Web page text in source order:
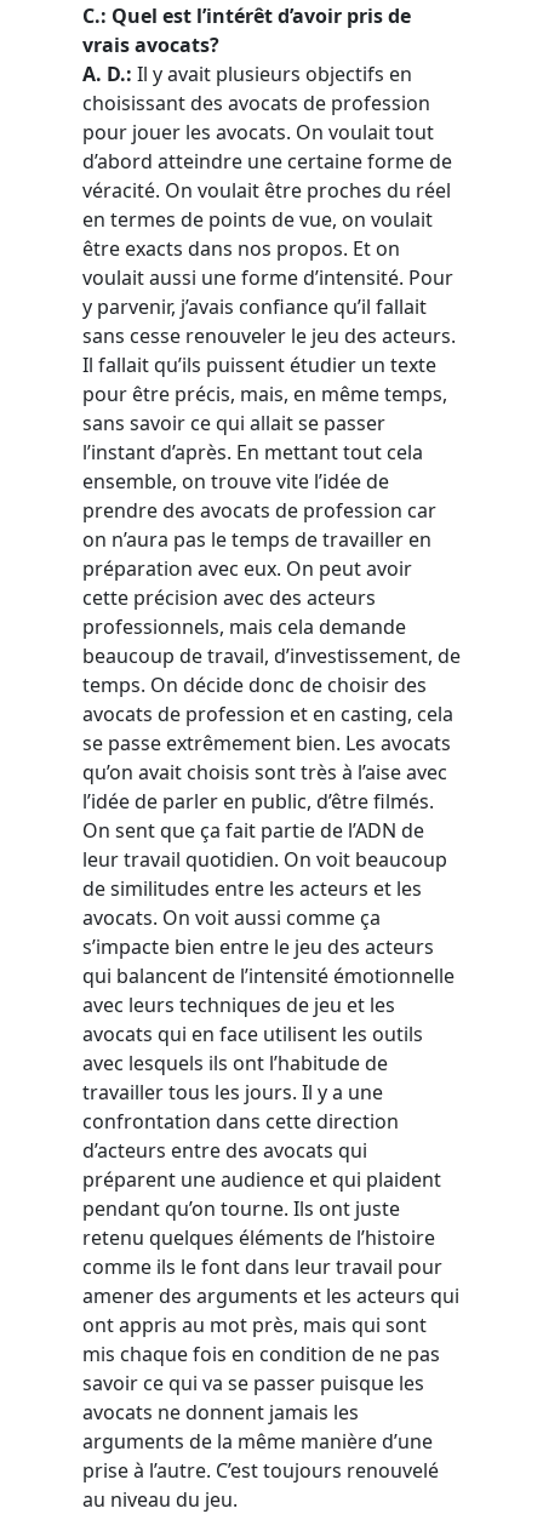
C.: Quel est l’intérêt d’avoir pris de
vrais avocats?
A. D.: Il y avait plusieurs objectifs en
choisissant des avocats de profession
pour jouer les avocats. On voulait tout
d’abord atteindre une certaine forme de
véracité. On voulait être proches du réel
en termes de points de vue, on voulait
être exacts dans nos propos. Et on
voulait aussi une forme d’intensité. Pour
y parvenir, j’avais confiance qu’il fallait
sans cesse renouveler le jeu des acteurs.
Il fallait qu’ils puissent étudier un texte
pour être précis, mais, en même temps,
sans savoir ce qui allait se passer
l’instant d’après. En mettant tout cela
ensemble, on trouve vite l’idée de
prendre des avocats de profession car
on n’aura pas le temps de travailler en
préparation avec eux. On peut avoir
cette précision avec des acteurs
professionnels, mais cela demande
beaucoup de travail, d’investissement, de
temps. On décide donc de choisir des
avocats de profession et en casting, cela
se passe extrêmement bien. Les avocats
qu’on avait choisis sont très à l’aise avec
l’idée de parler en public, d’être filmés.
On sent que ça fait partie de l’ADN de
leur travail quotidien. On voit beaucoup
de similitudes entre les acteurs et les
avocats. On voit aussi comme ça
s’impacte bien entre le jeu des acteurs
qui balancent de l’intensité émotionnelle
avec leurs techniques de jeu et les
avocats qui en face utilisent les outils
avec lesquels ils ont l’habitude de
travailler tous les jours. Il y a une
confrontation dans cette direction
d’acteurs entre des avocats qui
préparent une audience et qui plaident
pendant qu’on tourne. Ils ont juste
retenu quelques éléments de l’histoire
comme ils le font dans leur travail pour
amener des arguments et les acteurs qui
ont appris au mot près, mais qui sont
mis chaque fois en condition de ne pas
savoir ce qui va se passer puisque les
avocats ne donnent jamais les
arguments de la même manière d’une
prise à l’autre. C’est toujours renouvelé
au niveau du jeu.